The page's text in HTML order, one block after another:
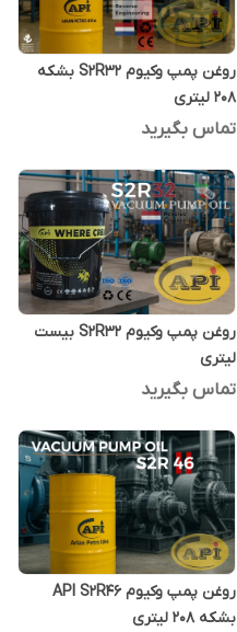
روغن پمپ وکیوم S2R32 بشکه
208 لیتری
تماس بگیرید
روغن پمپ وکیوم S2R32 بیست
لیتری
تماس بگیرید
روغن پمپ وکیوم API S2R46
بشکه 208 لیتری